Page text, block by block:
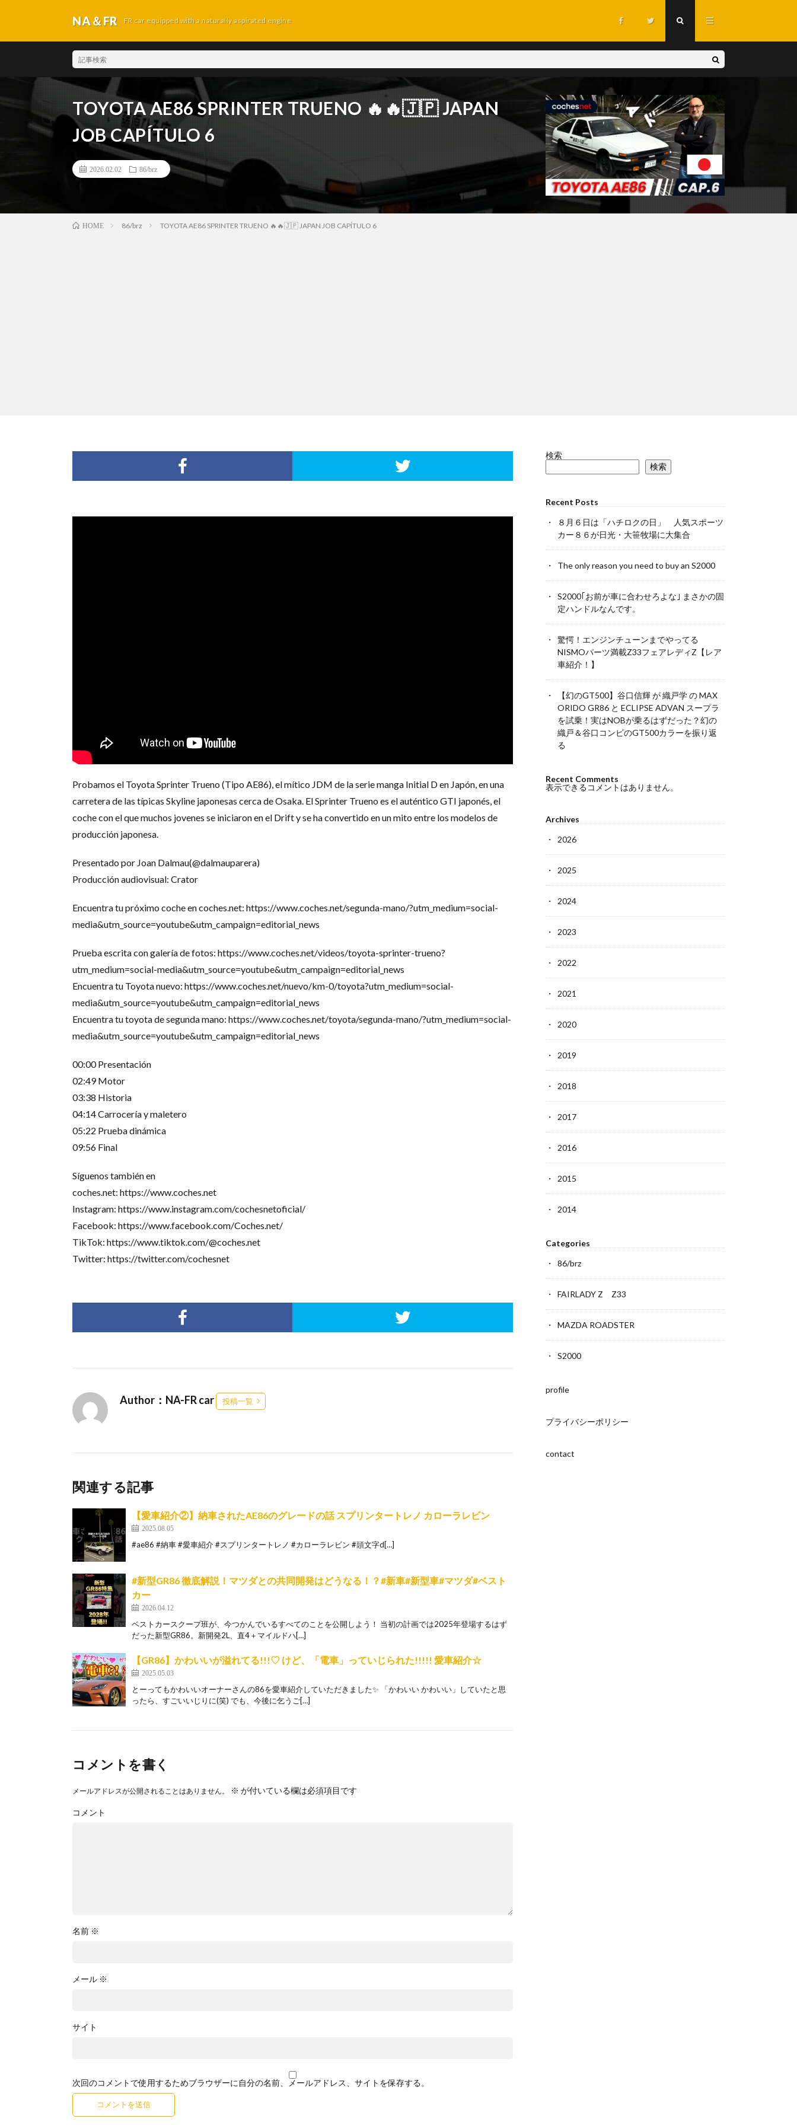
NA＆FR FR car equipped with a naturally aspirated engine
TOYOTA AE86 SPRINTER TRUENO 🔥🔥🇯🇵 JAPAN
JOB CAPÍTULO 6
2026.02.02 86/brz
HOME 86/brz TOYOTA AE86 SPRINTER TRUENO 🔥🔥🇯🇵 JAPAN JOB CAPÍTULO 6
Probamos el Toyota Sprinter Trueno (Tipo AE86), el mítico JDM de la serie manga Initial D en Japón, en una
carretera de las típicas Skyline japonesas cerca de Osaka. El Sprinter Trueno es el auténtico GTI japonés, el
coche con el que muchos jovenes se iniciaron en el Drift y se ha convertido en un mito entre los modelos de
producción japonesa.
Presentado por Joan Dalmau(@dalmauparera)
Producción audiovisual: Crator
Encuentra tu próximo coche en coches.net: https://www.coches.net/segunda-mano/?utm_medium=social-
media&utm_source=youtube&utm_campaign=editorial_news
Prueba escrita con galería de fotos: https://www.coches.net/videos/toyota-sprinter-trueno?
utm_medium=social-media&utm_source=youtube&utm_campaign=editorial_news
Encuentra tu Toyota nuevo: https://www.coches.net/nuevo/km-0/toyota?utm_medium=social-
media&utm_source=youtube&utm_campaign=editorial_news
Encuentra tu toyota de segunda mano: https://www.coches.net/toyota/segunda-mano/?utm_medium=social-
media&utm_source=youtube&utm_campaign=editorial_news
00:00 Presentación
02:49 Motor
03:38 Historia
04:14 Carrocería y maletero
05:22 Prueba dinámica
09:56 Final
Síguenos también en
coches.net: https://www.coches.net
Instagram: https://www.instagram.com/cochesnetoficial/
Facebook: https://www.facebook.com/Coches.net/
TikTok: https://www.tiktok.com/@coches.net
Twitter: https://twitter.com/cochesnet
Author：NA-FR car 投稿一覧
関連する記事
【愛車紹介②】納車されたAE86のグレードの話 スプリンタートレノ カローラレビン
2025.08.05
#ae86 #納車 #愛車紹介 #スプリンタートレノ #カローラレビン #頭文字d[…]
#新型GR86 徹底解説！マツダとの共同開発はどうなる！？#新車#新型車#マツダ#ベスト
カー
2026.04.12
ベストカースクープ班が、今つかんでいるすべてのことを公開しよう！ 当初の計画では2025年登場するはず
だった新型GR86。新開発2L、直4＋マイルドハ[…]
【GR86】かわいいが溢れてる!!!♡ けど、「電車」っていじられた!!!!! 愛車紹介☆
2025.05.03
とーってもかわいいオーナーさんの86を愛車紹介していただきました✨ 「かわいい かわいい」していたと思
ったら、すごいいじりに(笑) でも、今後に乞うご[…]
コメントを書く
メールアドレスが公開されることはありません。 ※ が付いている欄は必須項目です
コメント
名前 ※
メール ※
サイト
次回のコメントで使用するためブラウザーに自分の名前、メールアドレス、サイトを保存する。
検索
検索
Recent Posts
８月６日は「ハチロクの日」 人気スポーツ
カー８６が日光・大笹牧場に大集合
The only reason you need to buy an S2000
S2000｢お前が車に合わせろよな｣ まさかの固
定ハンドルなんです。
驚愕！エンジンチューンまでやってる
NISMOパーツ満載Z33フェアレディZ【レア
車紹介！】
【幻のGT500】谷口信輝 が 織戸学 の MAX
ORIDO GR86 と ECLIPSE ADVAN スープラ
を試乗！実はNOBが乗るはずだった？幻の
織戸＆谷口コンビのGT500カラーを振り返
る
Recent Comments
表示できるコメントはありません。
Archives
2026
2025
2024
2023
2022
2021
2020
2019
2018
2017
2016
2015
2014
Categories
86/brz
FAIRLADY Z Z33
MAZDA ROADSTER
S2000
profile
プライバシーポリシー
contact